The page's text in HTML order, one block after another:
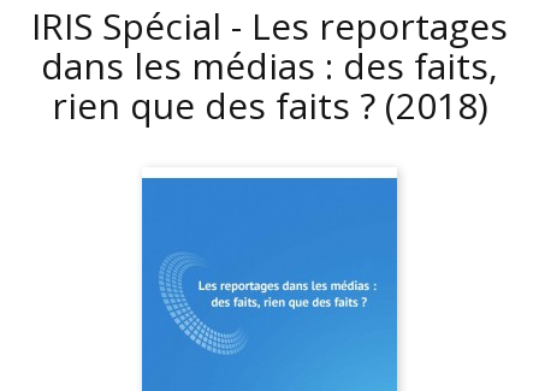
IRIS Spécial - Les reportages
dans les médias : des faits,
rien que des faits ? (2018)